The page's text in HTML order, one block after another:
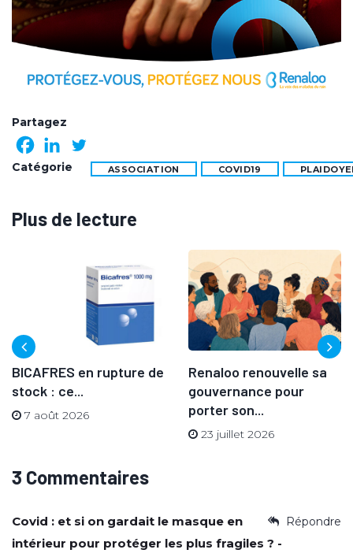
Partagez
Catégorie ASSOCIATION COVID19
Plus de lecture
BICAFRES en rupture de
stock : ce...
7 août 2026
Renaloo renouvelle sa
gouvernance pour
porter son...
23 juillet 2026
3 Commentaires
Répondre
Covid : et si on gardait le masque en
intérieur pour protéger les plus fragiles ? -